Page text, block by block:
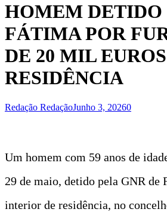
HOMEM DETIDO
FÁTIMA POR
DE 20 MIL
RESIDÊNCIA
Redação RedaçãoJunho 3, 20260
Um homem com 59 anos de
29 de maio, detido pela GNR de
interior de residência, no